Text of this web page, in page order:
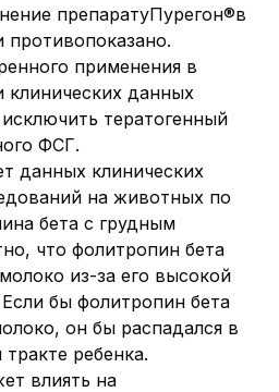
препаратуПурегон®в
противопоказано.
применения в
клинических данных
тератогенный
ФСГ.
данных клинических
на животных по
бета с грудным
что фолитропин бета
из-за его высокой
бы фолитропин бета
он бы распадался в
ребенка.
влиять на